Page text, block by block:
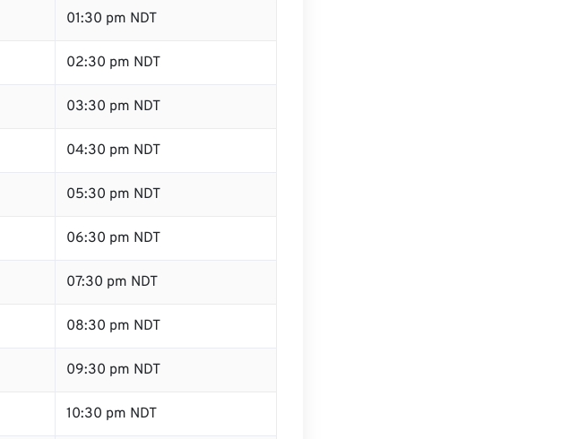
01:30 pm NDT
02:30 pm NDT
03:30 pm NDT
04:30 pm NDT
05:30 pm NDT
06:30 pm NDT
07:30 pm NDT
08:30 pm NDT
09:30 pm NDT
10:30 pm NDT